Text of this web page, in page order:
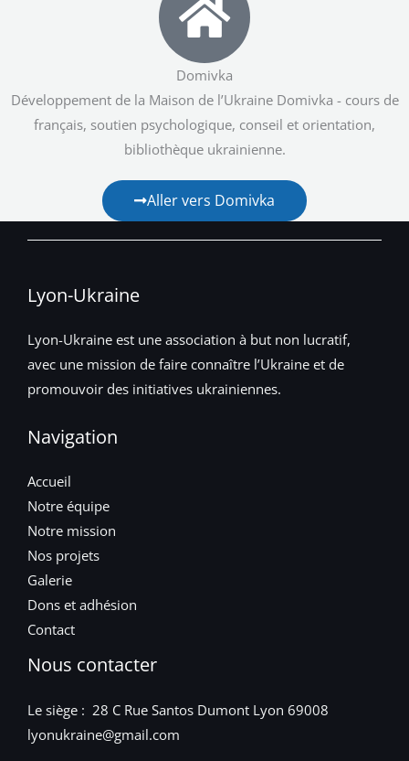
Domivka
Développement de la Maison de l’Ukraine Domivka - cours de
français, soutien psychologique, conseil et orientation,
bibliothèque ukrainienne.
Aller vers Domivka
Lyon-Ukraine
Lyon-Ukraine est une association à but non lucratif,
avec une mission de faire connaître l’Ukraine et de
promouvoir des initiatives ukrainiennes.
Navigation
Accueil
Notre équipe
Notre mission
Nos projets
Galerie
Dons et adhésion
Contact
Nous contacter
Le siège : 28 C Rue Santos Dumont Lyon 69008
lyonukraine@gmail.com